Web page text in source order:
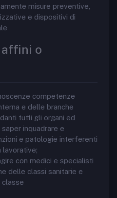
misure preventive,
e dispositivi di
o
competenze
e delle branche
tutti gli organi ed
inquadrare e
e patologie interferenti
lavorative;
con medici e specialisti
delle classi sanitarie e